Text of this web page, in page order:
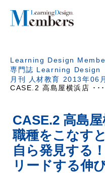
Learning Design
専門誌 Learning Design
月刊 人材教育 2013年06
CASE.2 高島屋横浜店 ･･･
CASE.2 高島
職種をこなす
自ら発見する
リードする伸